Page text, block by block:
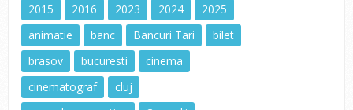
2015
2016 2023 2024
2025
animatie
banc Bancuri Tari
bilet
brasov
bucuresti
cinema
cinematograf
cluj